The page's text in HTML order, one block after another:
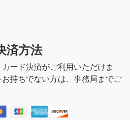
済方法
ード決済がご利用いただけま
持ちでない方は、事務局までご